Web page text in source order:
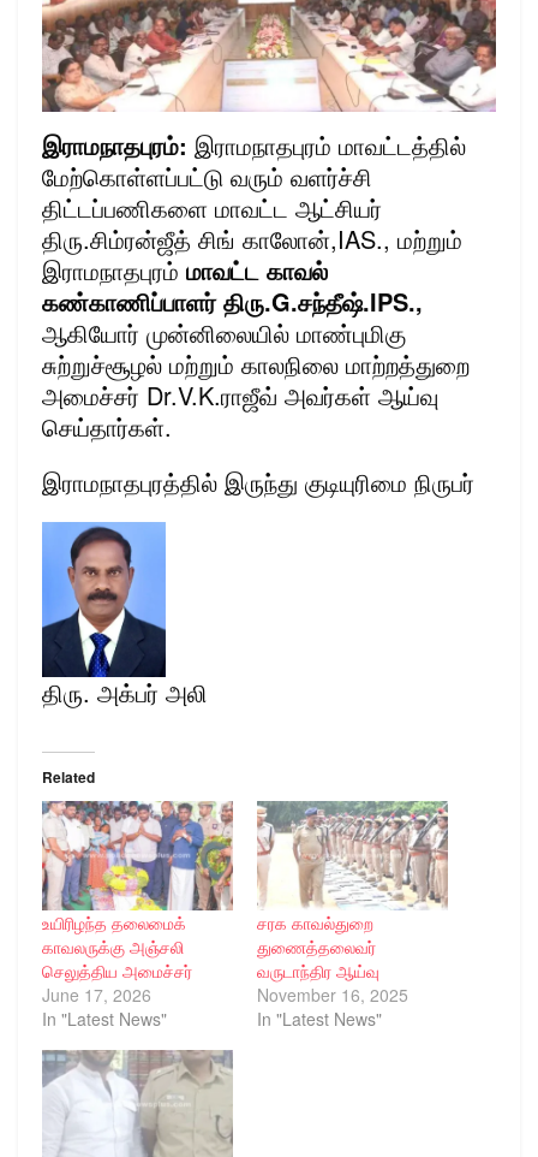
இராமநாதபுரம்: இராமநாதபுரம் மாவட்டத்தில்
மேற்கொள்ளப்பட்டு வரும் வளர்ச்சி
திட்டப்பணிகளை மாவட்ட ஆட்சியர்
திரு.சிம்ரன்ஜீத் சிங் காலோன்,IAS., மற்றும்
இராமநாதபுரம் மாவட்ட காவல்
கண்காணிப்பாளர் திரு.G.சந்தீஷ்.IPS.,
ஆகியோர் முன்னிலையில் மாண்புமிகு
சுற்றுச்சூழல் மற்றும் காலநிலை மாற்றத்துறை
அமைச்சர் Dr.V.K.ராஜீவ் அவர்கள் ஆய்வு
செய்தார்கள்.
இராமநாதபுரத்தில் இருந்து குடியுரிமை நிருபர்
திரு. அக்பர் அலி
Related
உயிரிழந்த தலைமைக்
காவலருக்கு அஞ்சலி
செலுத்திய அமைச்சர்
June 17, 2026
In "Latest News"
சரக காவல்துறை
துணைத்தலைவர்
வருடாந்திர ஆய்வு
November 16, 2025
In "Latest News"